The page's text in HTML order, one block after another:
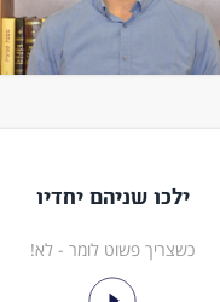
ילכו שניהם יחדיו
כשצריך פשוט לומר - לא!